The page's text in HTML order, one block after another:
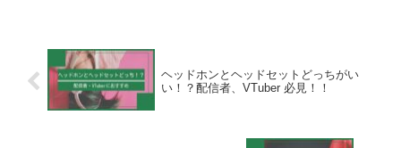
ヘッドホンとヘッドセットどっちがい
い！？配信者、VTuber 必見！！